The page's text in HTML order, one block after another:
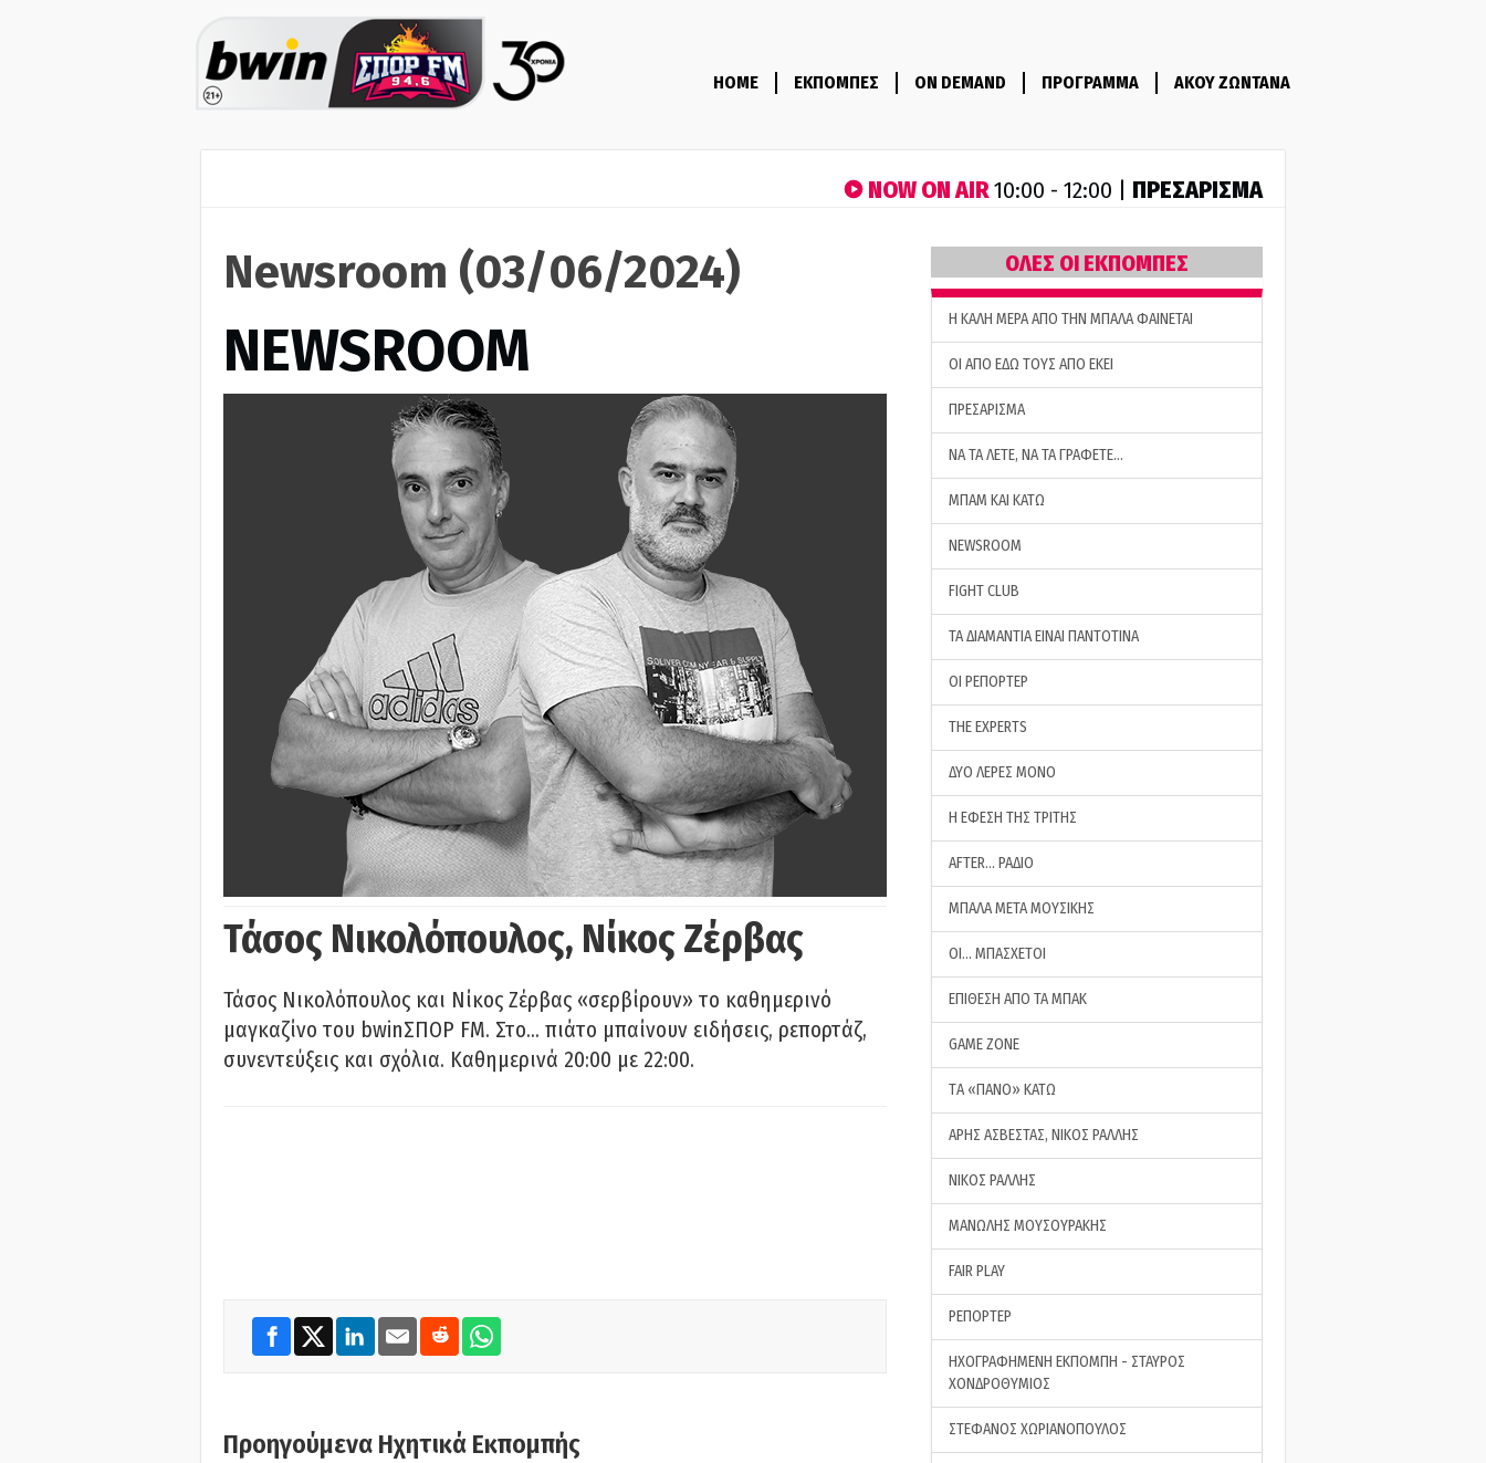
HOME ΕΚΠΟΜΠΕΣ ON DEMAND ΠΡΟΓΡΑΜΜΑ ΑΚΟΥ ΖΩΝΤΑΝΑ
NOW ON AIR10:00 - 12:00 | ΠΡΕΣΑΡΙΣΜΑ
Newsroom (03/06/2024)
NEWSROOM
Τάσος Νικολόπουλος, Νίκος Ζέρβας
Τάσος Νικολόπουλος και Νίκος Ζέρβας «σερβίρουν» το καθημερινό
μαγκαζίνο του bwinΣΠΟΡ FM. Στο… πιάτο μπαίνουν ειδήσεις, ρεπορτάζ,
συνεντεύξεις και σχόλια. Καθημερινά 20:00 με 22:00.
Προηγούμενα Ηχητικά Εκπομπής
ΟΛΕΣ ΟΙ ΕΚΠΟΜΠΕΣ
H ΚΑΛΗ ΜΕΡΑ ΑΠΟ ΤΗΝ ΜΠΑΛΑ ΦΑΙΝΕΤΑΙ
ΟΙ ΑΠΟ ΕΔΩ ΤΟΥΣ ΑΠΟ ΕΚΕΙ
ΠΡΕΣΑΡΙΣΜΑ
ΝΑ ΤΑ ΛΕΤΕ, ΝΑ ΤΑ ΓΡΑΦΕΤΕ…
ΜΠΑΜ ΚΑΙ ΚΑΤΩ
NEWSROOM
FIGHT CLUB
ΤΑ ΔΙΑΜΑΝΤΙΑ ΕΙΝΑΙ ΠΑΝΤΟΤΙΝΑ
ΟΙ ΡΕΠΟΡΤΕΡ
THE EXPERTS
ΔΥΟ ΛΕΡΕΣ ΜΟΝΟ
Η ΕΦΕΣΗ ΤΗΣ ΤΡΙΤΗΣ
AFTER… ΡΑΔΙΟ
ΜΠΑΛΑ ΜΕΤΑ ΜΟΥΣΙΚΗΣ
ΟΙ… ΜΠΑΣΧΕΤΟΙ
ΕΠΙΘΕΣΗ ΑΠΟ ΤΑ ΜΠΑΚ
GAME ZONE
ΤA «ΠΑΝΟ» ΚΑΤΩ
ΑΡΗΣ ΑΣΒΕΣΤΑΣ, ΝΙΚΟΣ ΡΑΛΛΗΣ
ΝΙΚΟΣ ΡΑΛΛΗΣ
ΜΑΝΩΛΗΣ ΜΟΥΣΟΥΡΑΚΗΣ
FAIR PLAY
ΡΕΠΟΡΤΕΡ
ΗΧΟΓΡΑΦΗΜΕΝΗ ΕΚΠΟΜΠΗ - ΣΤΑΥΡΟΣ
ΧΟΝΔΡΟΘΥΜΙΟΣ
ΣΤΕΦΑΝΟΣ ΧΩΡΙΑΝΟΠΟΥΛΟΣ